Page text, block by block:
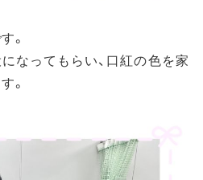
。
なってもらい、口紅の色を家
。